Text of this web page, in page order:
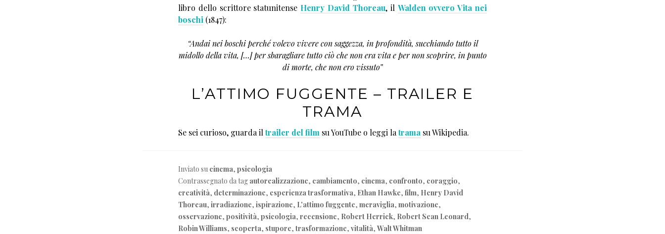
libro dello scrittore statunitense Henry David Thoreau, il Walden ovvero Vita nei
boschi (1847):
“Andai nei boschi perché volevo vivere con saggezza, in profondità, succhiando tutto il
midollo della vita, […] per sbaragliare tutto ciò che non era vita e per non scoprire, in punto
di morte, che non ero vissuto”
L’ATTIMO FUGGENTE – TRAILER E
TRAMA
Se sei curioso, guarda iltrailer del film su YouTube o leggi latrama su Wikipedia.
Inviato su cinema, psicologia
Contrassegnato da tag autorealizzazione, cambiamento, cinema, confronto, coraggio,
creatività, determinazione, esperienza trasformativa, Ethan Hawke, film, Henry David
Thoreau, irradiazione, ispirazione, L'attimo fuggente, meraviglia, motivazione,
osservazione, positività, psicologia, recensione, Robert Herrick, Robert Sean Leonard,
Robin Williams, scoperta, stupore, trasformazione, vitalità, Walt Whitman